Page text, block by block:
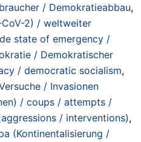
/ Demokratieabbau,
CoV-2) / weltweiter
state of emergency /
/ Demokratischer
/ democratic socialism,
/ Invasionen
/ coups / attempts /
/ interventions),
(Kontinentalisierung /